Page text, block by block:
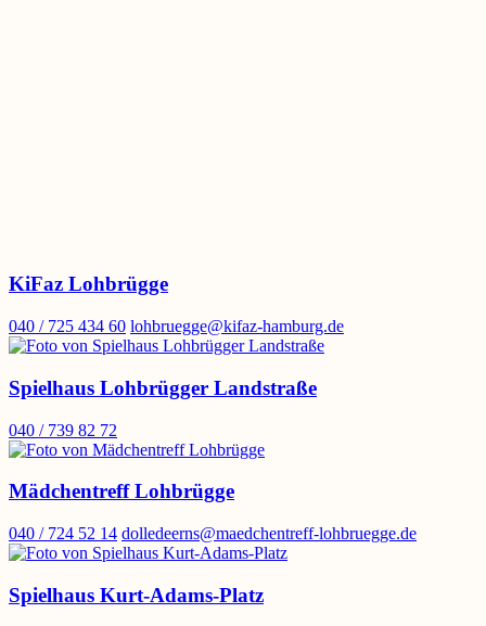
KiFaz Lohbrügge
040 / 725 434 60 lohbruegge@kifaz-hamburg.de
Spielhaus Lohbrügger Landstraße
040 / 739 82 72
Mädchentreff Lohbrügge
040 / 724 52 14 dolledeerns@maedchentreff-lohbruegge.de
Spielhaus Kurt-Adams-Platz